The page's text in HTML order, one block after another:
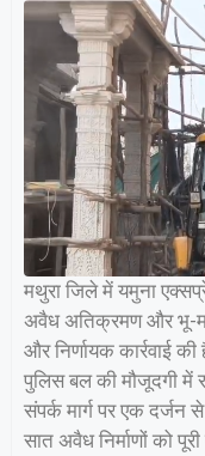
मथुरा जिले में यमुना
अवैध अतिक्रमण और भू-
और निर्णायक कार्रवाई
पुलिस बल की मौजूदगी में
संपर्क मार्ग पर एक दर्जन
सात अवैध निर्माणों को